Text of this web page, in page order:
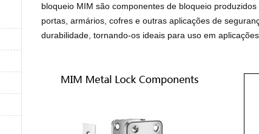
bloqueio MIM são componentes de bloqueio
portas, armários, cofres e outras aplicações de
durabilidade, tornando-os ideais para uso em